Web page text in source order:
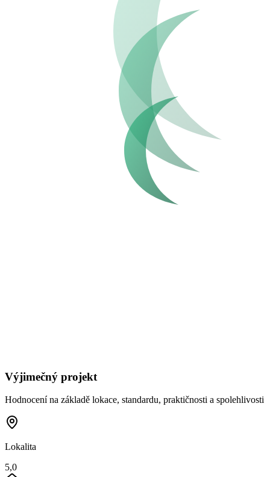
Výjimečný projekt
Hodnocení na základě lokace, standardu, praktičnosti a spolehlivosti
Lokalita
5,0